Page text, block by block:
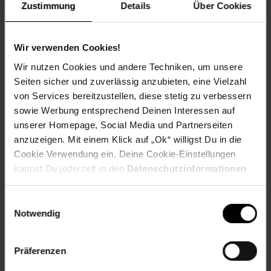
Zustimmung Details Über Cookies
Wir verwenden Cookies!
Wir nutzen Cookies und andere Techniken, um unsere
Seiten sicher und zuverlässig anzubieten, eine Vielzahl
von Services bereitzustellen, diese stetig zu verbessern
sowie Werbung entsprechend Deinen Interessen auf
unserer Homepage, Social Media und Partnerseiten
anzuzeigen. Mit einem Klick auf „Ok“ willigst Du in die
Cookie Verwendung ein. Deine Cookie-Einstellungen
kannst Du jederzeit in den Datenschutzinformationen
ändern bzw. widerrufen.
Notwendig
Präferenzen
Wortes als Unternehmensfamilie, jedes Unternehmen
individuell in seiner Prägung und seinen Stärken, alle jedoch
Menschen zu entdecken, was wirklich wichtig ist.
Bestandteile:
Karton/Papier
Features:
Sprache Spielanleitung: ES, NL, DE, EN, FR, IT
Schwierigkeitsgrad: Erwachsene - Erfahren
Sprache/Untertitel:deutsch
Achtung: Nicht für Kinder unter 36 Monaten geeignet.
Artikelnummer: 2890124000